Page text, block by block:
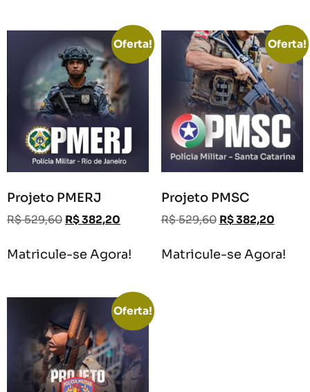
Oferta!
Projeto PMERJ
R$529,60 R$382,20
Matricule-se Agora!
Oferta!
Projeto PMSC
R$529,60 R$382,20
Matricule-se Agora!
Oferta!